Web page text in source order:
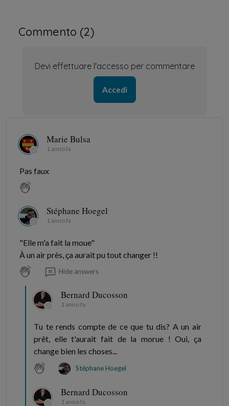
Commento (2)
Devi effettuare l'accesso per commentare
Accedi
Marie Bulsa
1 anno fa
Pas faux
Stéphane Hoegel
1 anno fa
"Elle m'a fait la moue"
À un air près, ça aurait pu tout changer !!
Hide answers
Bernard Ducosson
1 anno fa
Tu te rends compte de ce que tu dis? A un air
prêt, elle t'aurait fait de la morue ! Oui, ça
change bien les choses...
Stéphane Hoegel
Bernard Ducosson
1 anno fa